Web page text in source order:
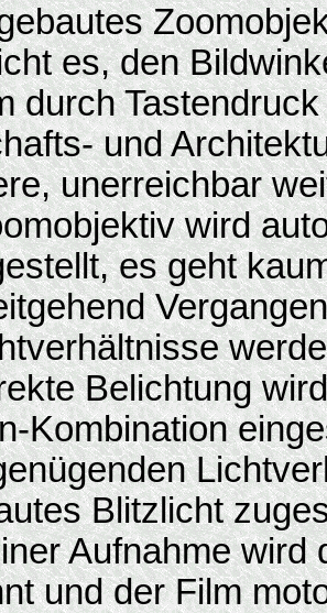
es, den
durch
und
unerreichbar
wird
es geht
Belichtung
Kombination
Blitzlicht
Aufnahme wird
und der Film